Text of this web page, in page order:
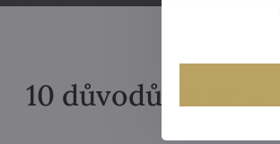
10 důvodů, proč